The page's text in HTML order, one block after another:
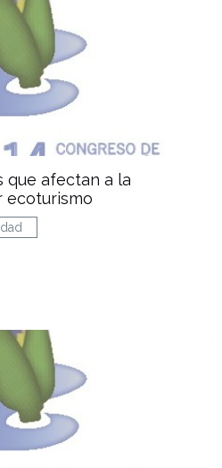
que afectan a la
ecoturismo